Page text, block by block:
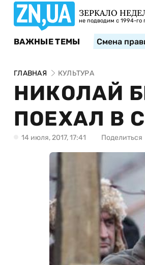
ЗЕРКАЛО
не подводим с 1994-го
ВАЖНЫЕ ТЕМЫ Смена
ГЛАВНАЯ КУЛЬТУРА
НИКОЛАЙ
ПОЕХАЛ В
14 июля, 2017, 17:41 Поделиться